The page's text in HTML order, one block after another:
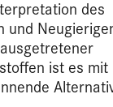
des
und
ist es mit